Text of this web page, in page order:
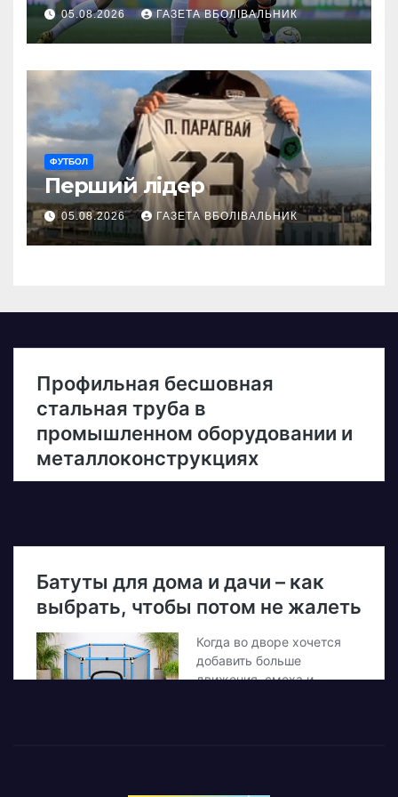
05.08.2026 ГАЗЕТА ВБОЛІВАЛЬНИК
ФУТБОЛ
Перший лідер
05.08.2026 ГАЗЕТА ВБОЛІВАЛЬНИК